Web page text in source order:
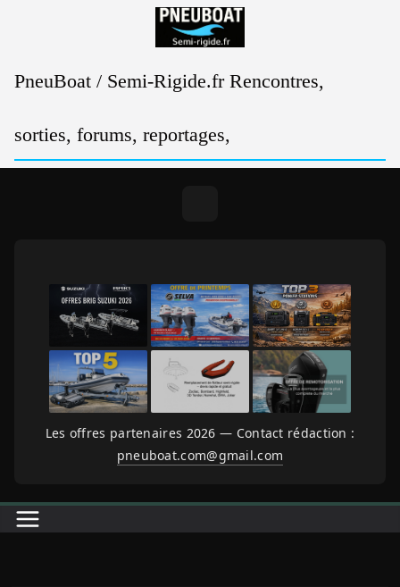
PneuBoat / Semi-Rigide.fr Rencontres,
sorties, forums, reportages,
Les offres partenaires 2026 — Contact rédaction :
pneuboat.com@gmail.com